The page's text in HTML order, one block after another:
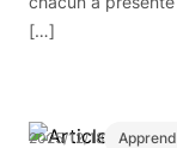
[…]
2025/12/18